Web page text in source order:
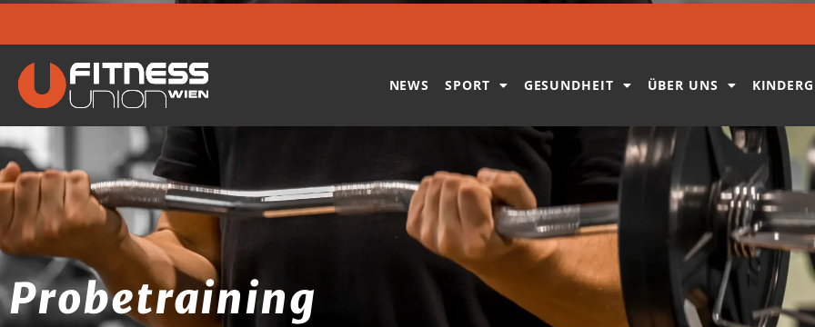
ÖFFNUNGSZEITEN:MO-FR:6:30-22:00
NEWS
SPORT GESUNDHEIT ÜBER UNS
Probetraining